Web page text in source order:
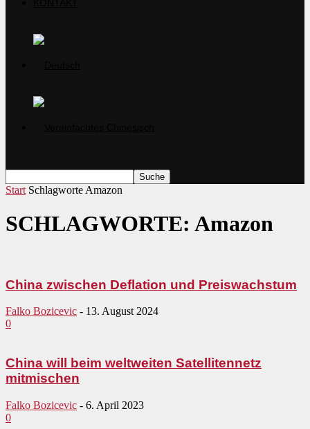
Start Schlagworte Amazon
SCHLAGWORTE: Amazon
China zwischen Deflation und Preiswachstum
Falko Bozicevic - 13. August 2024
0
China will beim weltweiten Satellitennetz
mitmischen
Falko Bozicevic - 6. April 2023
0